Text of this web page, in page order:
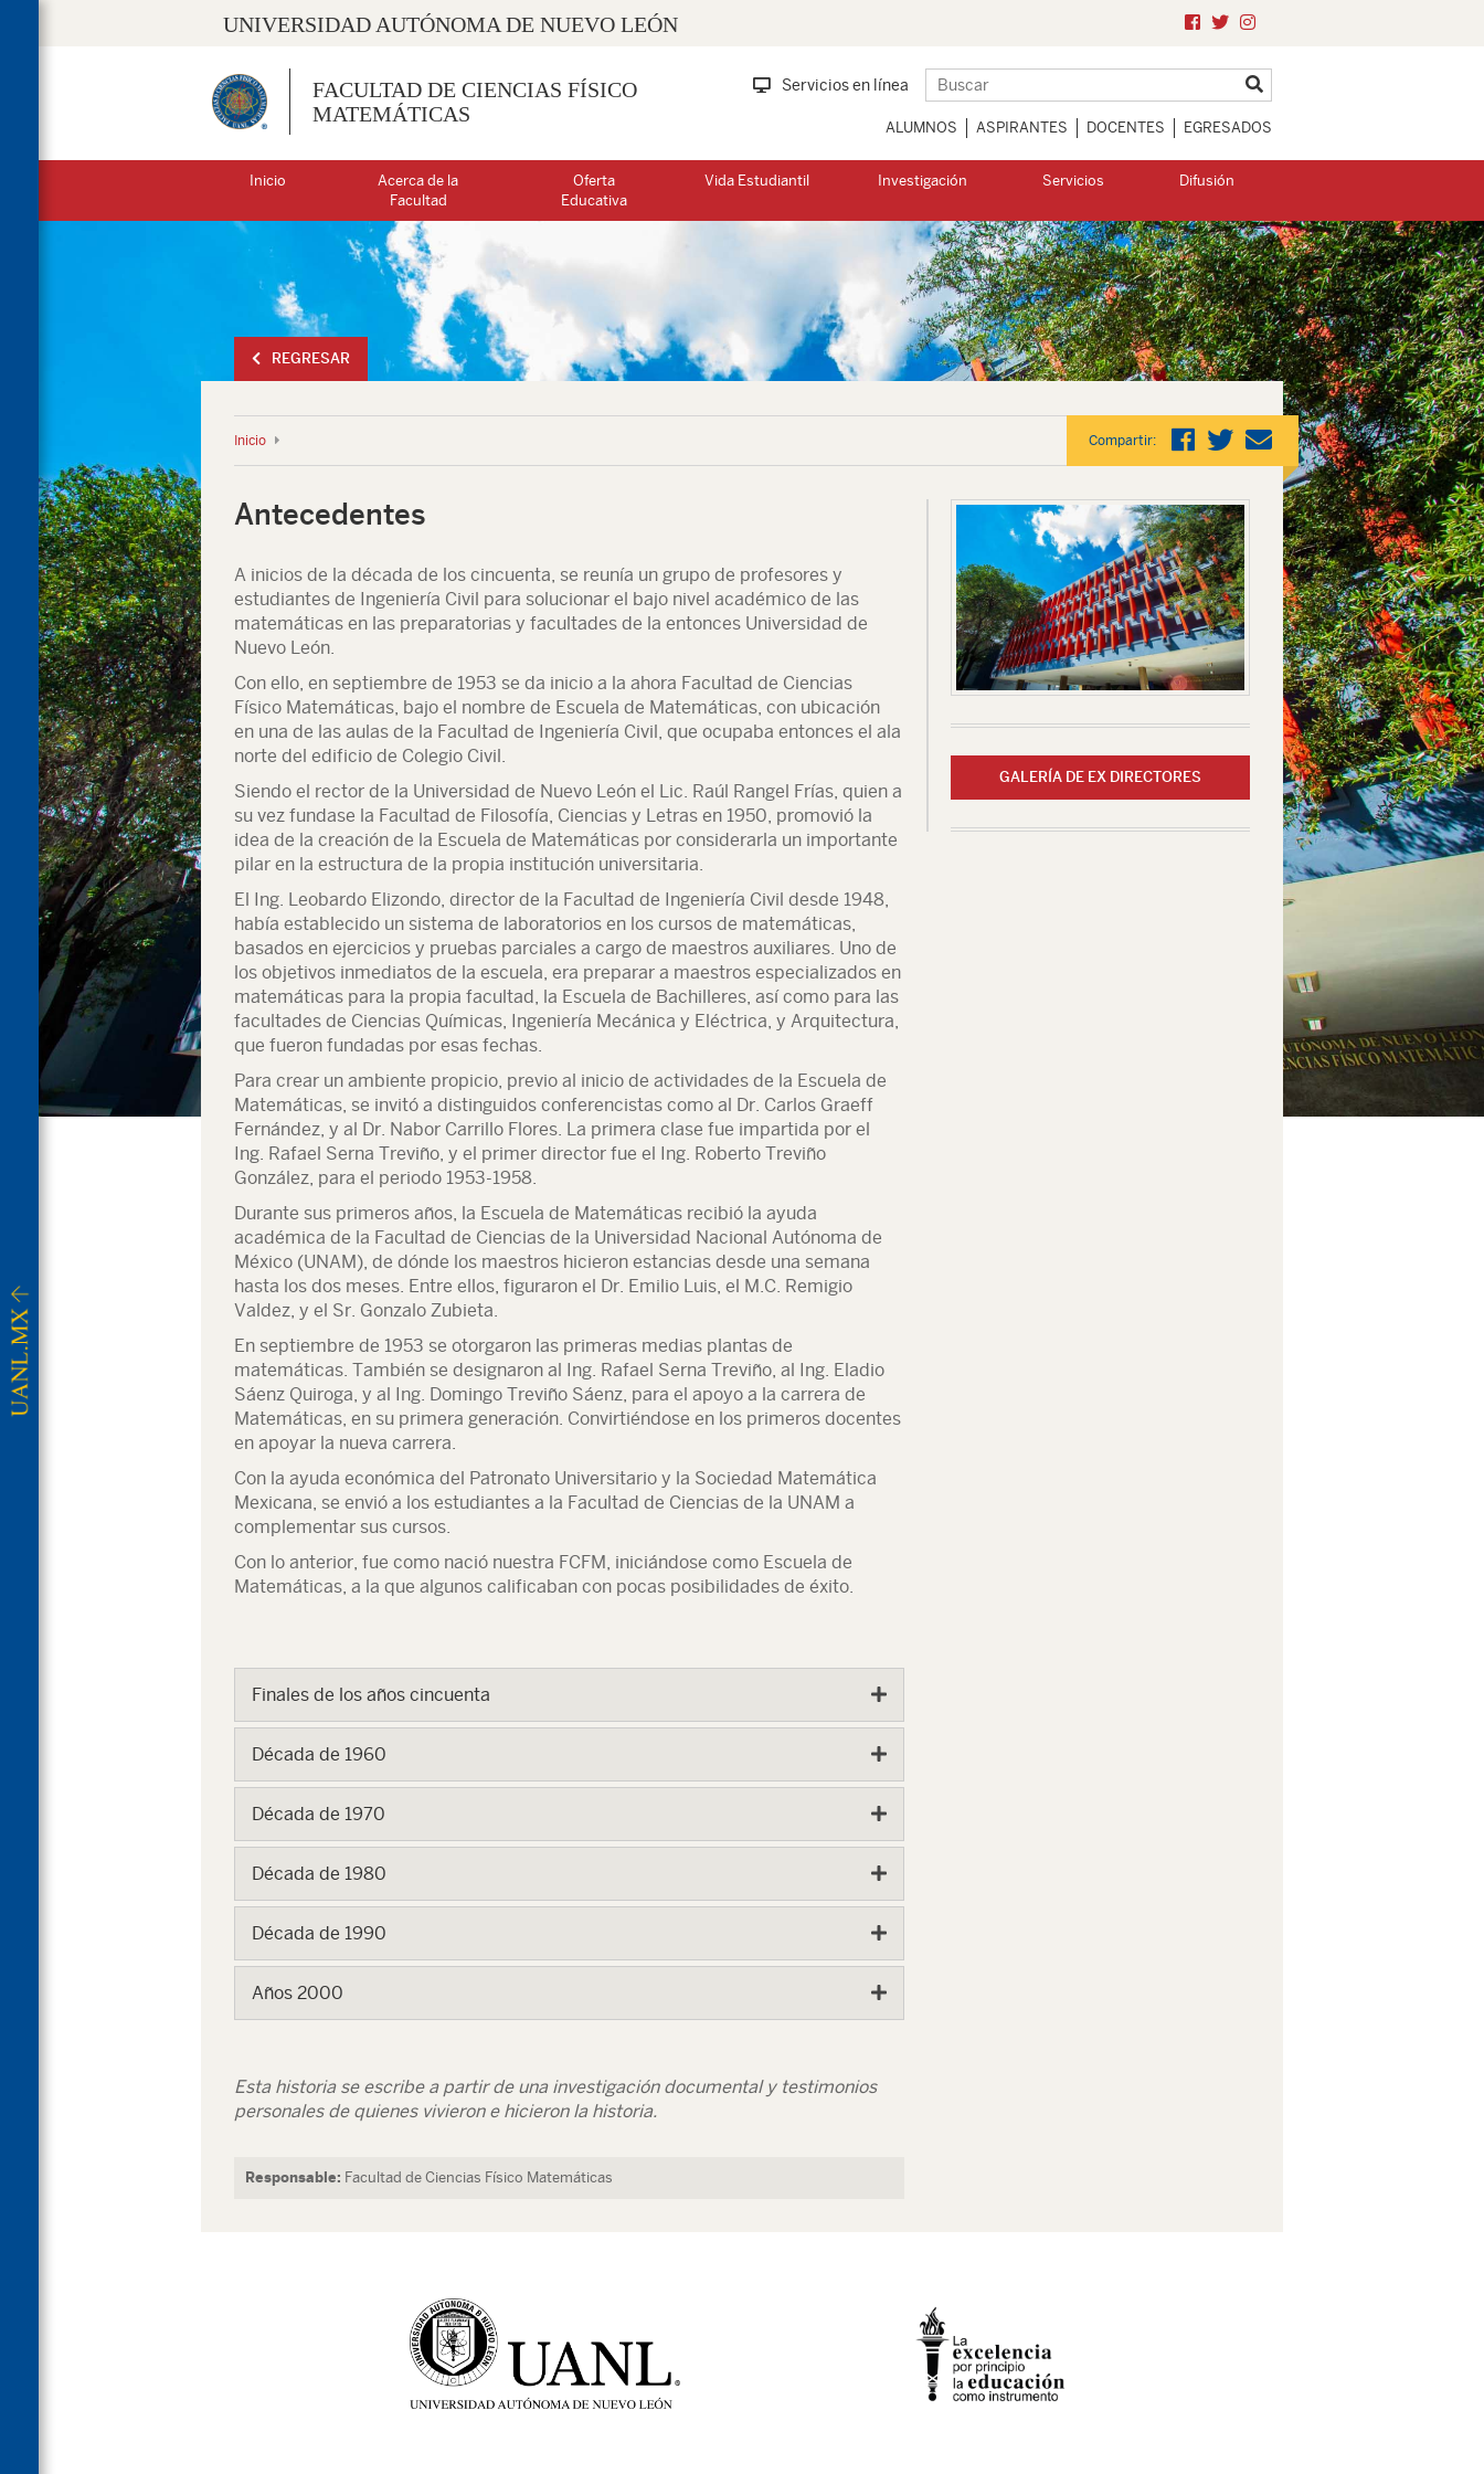
UNIVERSIDAD AUTÓNOMA DE NUEVO LEÓN
FACULTAD DE CIENCIAS FÍSICO
MATEMÁTICAS
Servicios en línea
ALUMNOS ASPIRANTES DOCENTES EGRESADOS
Inicio
Acerca de la
Facultad
Oferta
Educativa
Vida Estudiantil Investigación Servicios Difusión
REGRESAR
Inicio Compartir:
Antecedentes
A inicios de la década de los cincuenta, se reunía un grupo de profesores y
estudiantes de Ingeniería Civil para solucionar el bajo nivel académico de las
matemáticas en las preparatorias y facultades de la entonces Universidad de
Nuevo León.
Con ello, en septiembre de 1953 se da inicio a la ahora Facultad de Ciencias
Físico Matemáticas, bajo el nombre de Escuela de Matemáticas, con ubicación
en una de las aulas de la Facultad de Ingeniería Civil, que ocupaba entonces el ala
norte del edificio de Colegio Civil.
Siendo el rector de la Universidad de Nuevo León el Lic. Raúl Rangel Frías, quien a
su vez fundase la Facultad de Filosofía, Ciencias y Letras en 1950, promovió la
idea de la creación de la Escuela de Matemáticas por considerarla un importante
pilar en la estructura de la propia institución universitaria.
El Ing. Leobardo Elizondo, director de la Facultad de Ingeniería Civil desde 1948,
había establecido un sistema de laboratorios en los cursos de matemáticas,
basados en ejercicios y pruebas parciales a cargo de maestros auxiliares. Uno de
los objetivos inmediatos de la escuela, era preparar a maestros especializados en
matemáticas para la propia facultad, la Escuela de Bachilleres, así como para las
facultades de Ciencias Químicas, Ingeniería Mecánica y Eléctrica, y Arquitectura,
que fueron fundadas por esas fechas.
Para crear un ambiente propicio, previo al inicio de actividades de la Escuela de
Matemáticas, se invitó a distinguidos conferencistas como al Dr. Carlos Graeff
Fernández, y al Dr. Nabor Carrillo Flores. La primera clase fue impartida por el
Ing. Rafael Serna Treviño, y el primer director fue el Ing. Roberto Treviño
González, para el periodo 1953-1958.
Durante sus primeros años, la Escuela de Matemáticas recibió la ayuda
académica de la Facultad de Ciencias de la Universidad Nacional Autónoma de
México (UNAM), de dónde los maestros hicieron estancias desde una semana
hasta los dos meses. Entre ellos, figuraron el Dr. Emilio Luis, el M.C. Remigio
Valdez, y el Sr. Gonzalo Zubieta.
En septiembre de 1953 se otorgaron las primeras medias plantas de
matemáticas. También se designaron al Ing. Rafael Serna Treviño, al Ing. Eladio
Sáenz Quiroga, y al Ing. Domingo Treviño Sáenz, para el apoyo a la carrera de
Matemáticas, en su primera generación. Convirtiéndose en los primeros docentes
en apoyar la nueva carrera.
Con la ayuda económica del Patronato Universitario y la Sociedad Matemática
Mexicana, se envió a los estudiantes a la Facultad de Ciencias de la UNAM a
complementar sus cursos.
Con lo anterior, fue como nació nuestra FCFM, iniciándose como Escuela de
Matemáticas, a la que algunos calificaban con pocas posibilidades de éxito.
Finales de los años cincuenta
Década de 1960
Década de 1970
Década de 1980
Década de 1990
Años 2000
Esta historia se escribe a partir de una investigación documental y testimonios
personales de quienes vivieron e hicieron la historia.
Responsable: Facultad de Ciencias Físico Matemáticas
GALERÍA DE EX DIRECTORES